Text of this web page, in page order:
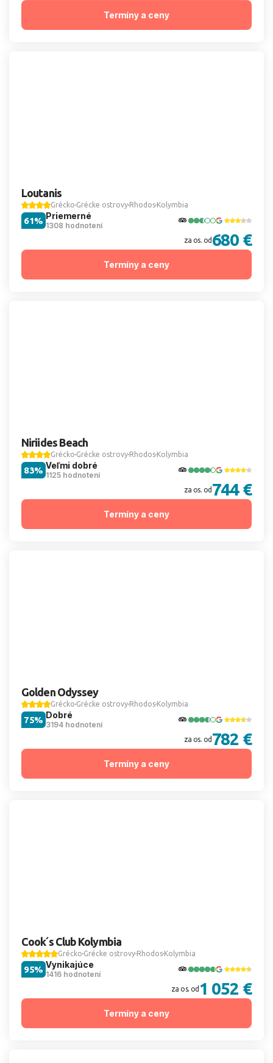
Termíny a ceny
Loutanis
Grécko Grécke ostrovy Rhodos Kolymbia
Priemerné
1308 hodnotení
61%
za os. od 680 €
Termíny a ceny
Niriides Beach
Grécko Grécke ostrovy Rhodos Kolymbia
Veľmi dobré
1125 hodnotení
83%
za os. od 744 €
Termíny a ceny
Golden Odyssey
Grécko Grécke ostrovy Rhodos Kolymbia
Dobré
3194 hodnotení
75%
za os. od 782 €
Termíny a ceny
Cook´s Club Kolymbia
Grécko Grécke ostrovy Rhodos Kolymbia
Vynikajúce
1416 hodnotení
95%
za os. od 1 052 €
Termíny a ceny